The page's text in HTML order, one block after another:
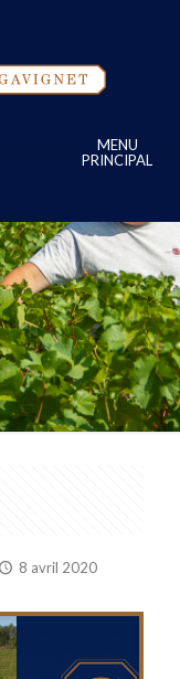
MENU
PRINCIPAL
8 avril 2020